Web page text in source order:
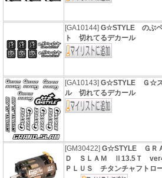
[GA10144]G☆STYLE のぶ
ト 切れてるデカール
[GA10143]G☆STYLE Ｇ☆
ル 切れてるデカール
[GM30422]G☆STYLE ＧＲ
Ｄ ＳＬＡＭ Ⅱ13.5Ｔ
ＰＬＵＳ チタンチャフトロ